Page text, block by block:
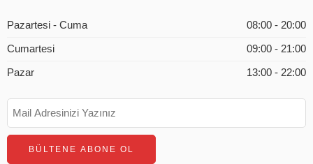
Pazartesi - Cuma 08:00 - 20:00
Cumartesi 09:00 - 21:00
Pazar 13:00 - 22:00